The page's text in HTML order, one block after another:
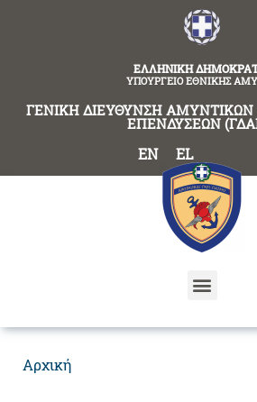
ΕΛΛΗΝΙΚΗ
ΥΠΟΥΡΓΕΙΟ ΕΘΝΙΚΗΣ
ΓΕΝΙΚΗ ΔΙΕΥΘΥΝΣΗ
ΕΠΕΝΔΥΣΕΩΝ
EN EL
Αρχική